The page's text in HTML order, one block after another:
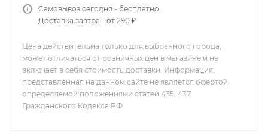
Самовывоз сегодня - бесплатно
Доставка завтра - от 290 ₽
Цена действительна только для выбранного города,
может отличаться от розничных цен в магазине и не
включает в себя стоимость доставки. Информация,
представленная на данном сайте не является офертой,
определяемой положениями статей 435, 437
Гражданского Кодекса РФ